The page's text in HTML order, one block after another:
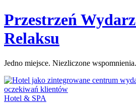
Skip
to
content
Przestrzeń
Relaksu
Jedno miejsce. Niezliczone wspomnienia.
Categories:
Hotel & SPA